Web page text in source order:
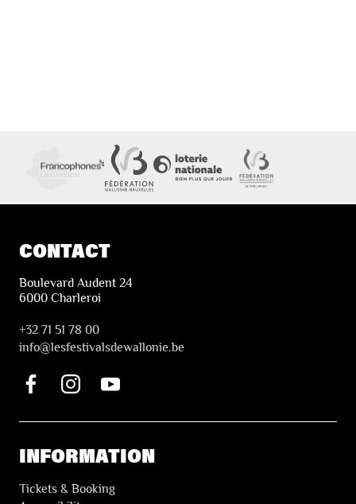
CONTACT
Boulevard Audent 24
6000 Charleroi
+32 71 51 78 00
info@lesfestivalsdewallonie.be
INFORMATION
Tickets & Booking